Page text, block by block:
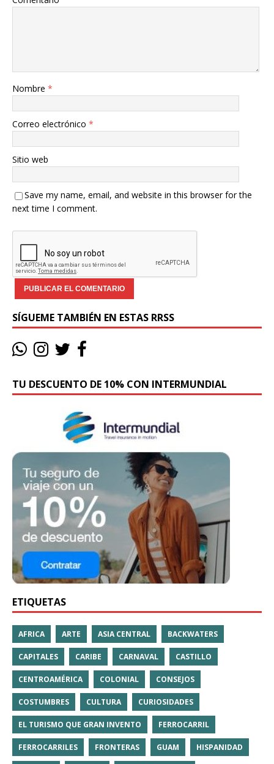
Nombre *
Correo electrónico *
Sitio web
Save my name, email, and website in this browser for the
next time I comment.
SÍGUEME TAMBIÉN EN ESTAS RRSS
TU DESCUENTO DE 10% CON INTERMUNDIAL
ETIQUETAS
AFRICA ARTE ASIA CENTRAL BACKWATERS
CAPITALES CARIBE CARNAVAL CASTILLO
CENTROAMÉRICA COLONIAL CONSEJOS
COSTUMBRES CULTURA CURIOSIDADES
EL TURISMO QUE GRAN INVENTO FERROCARRIL
FERROCARRILES FRONTERAS GUAM HISPANIDAD